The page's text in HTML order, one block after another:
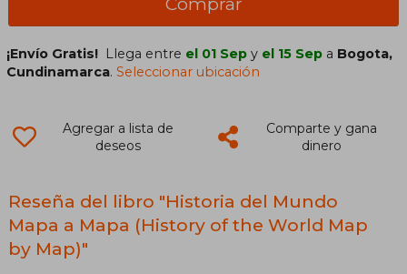
¡Envío Gratis! Llega entre el 01 Sep y el 15 Sep a Bogota,
Cundinamarca.Seleccionar ubicación
Agregar a lista de
deseos
Comparte y gana
dinero
Reseña del libro "Historia del Mundo
Mapa a Mapa (History of the World Map
by Map)"